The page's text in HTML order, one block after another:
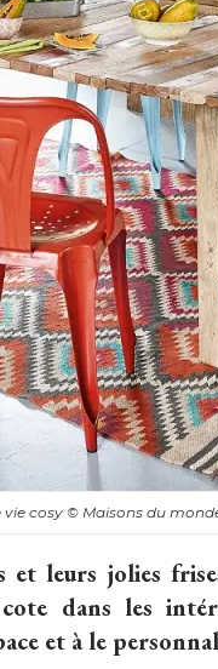
vie cosy© Maisons du
et leurs jolies
dans les
et à le